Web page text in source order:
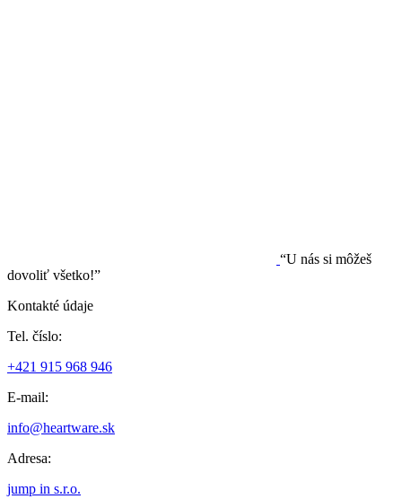
“U nás si môžeš
dovoliť všetko!”
Kontakté údaje
Tel. číslo:
+421 915 968 946
E-mail:
info@heartware.sk
Adresa:
jump in s.r.o.